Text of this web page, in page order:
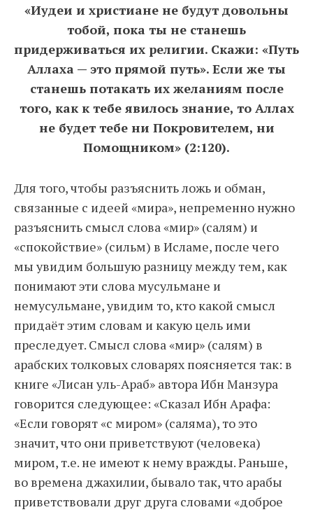
«Иудеи и христиане не будут довольны
тобой, пока ты не станешь
придерживаться их религии. Скажи: «Путь
Аллаха — это прямой путь». Если же ты
станешь потакать их желаниям после
того, как к тебе явилось знание, то Аллах
не будет тебе ни Покровителем, ни
Помощником» (2:120).
Для того, чтобы разъяснить ложь и обман,
связанные с идеей «мира», непременно нужно
разъяснить смысл слова «мир» (салям) и
«спокойствие» (сильм) в Исламе, после чего
мы увидим большую разницу между тем, как
понимают эти слова мусульмане и
немусульмане, увидим то, кто какой смысл
придаёт этим словам и какую цель ими
преследует. Смысл слова «мир» (салям) в
арабских толковых словарях поясняется так: в
книге «Лисан уль-Араб» автора Ибн Манзура
говорится следующее: «Сказал Ибн Арафа:
«Если говорят «с миром» (саляма), то это
значит, что они приветствуют (человека)
миром, т. е. не имеют к нему вражды. Раньше,
во времена джахилии, бывало так, что арабы
приветствовали друг друга словами «доброе